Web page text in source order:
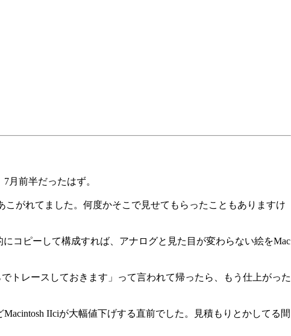
月前半だったはず。
がれてました。何度かそこで見せてもらったこともありますけ
コピーして構成すれば、アナログと見た目が変わらない絵をMac
トレースしておきます」って言われて帰ったら、もう仕上がった
IIciが大幅値下げする直前でした。見積もりとかしてる間